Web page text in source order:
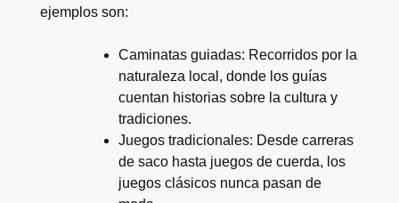
ejemplos son:
Caminatas guiadas: Recorridos por la
naturaleza local, donde los guías
cuentan historias sobre la cultura y
tradiciones.
Juegos tradicionales: Desde carreras
de saco hasta juegos de cuerda, los
juegos clásicos nunca pasan de